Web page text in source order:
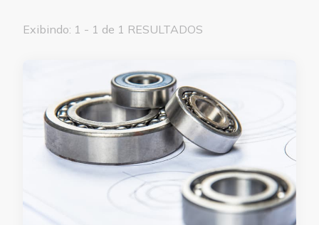
Exibindo: 1 - 1 de 1 RESULTADOS